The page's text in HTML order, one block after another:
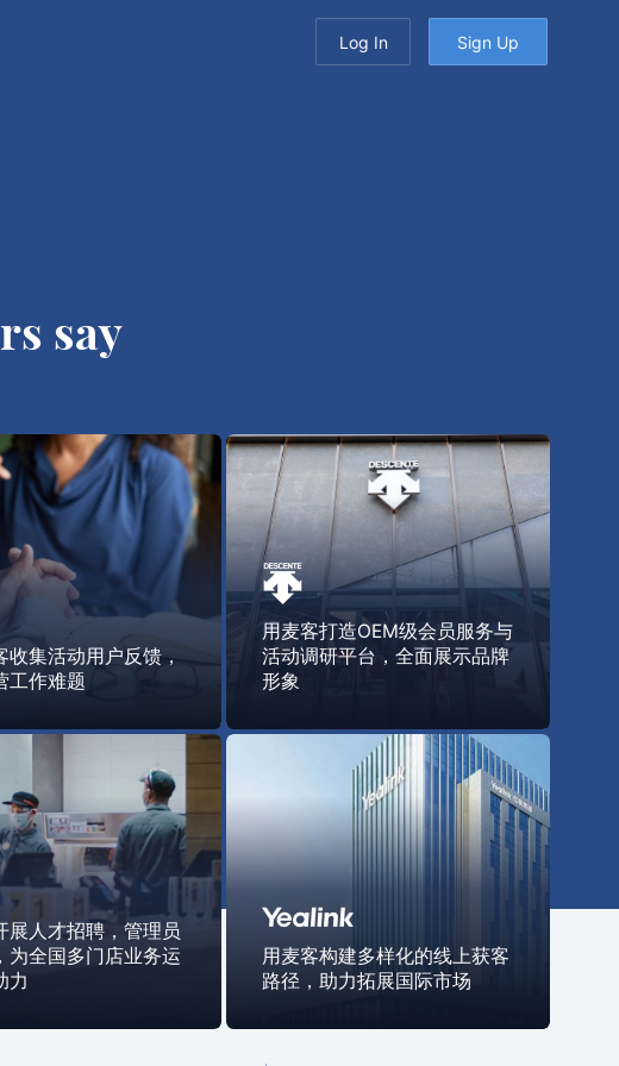
Log In Sign Up
say
收集活动用户反馈，
工作难题
用麦客打造OEM级会员服务与
活动调研平台，全面展示品牌
形象
展人才招聘，管理员
为全国多门店业务运
力
用麦客构建多样化的线上获客
路径，助力拓展国际市场